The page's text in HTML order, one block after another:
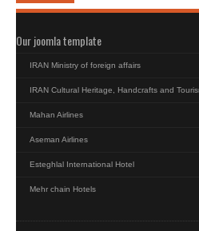
Our joomla template
IRAN Ministry of foreign affairs
IRAN Cultural Heritage, Handcrafts and
Mahan Airlines
Aseman Airlines
Esteghlal International Hotel
Mehr chain Hotels